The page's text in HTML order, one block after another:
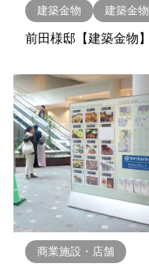
建築金物 建築金物
前田様邸【建築金物】
商業施設・店舗